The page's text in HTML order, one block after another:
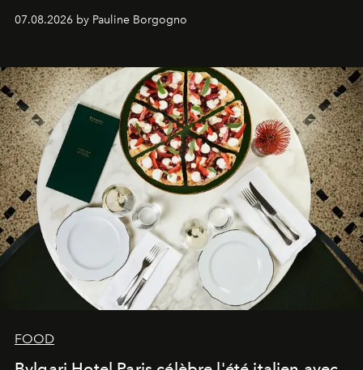
expertise se rencontrent.
07.08.2026 by Pauline Borgogno
FOOD